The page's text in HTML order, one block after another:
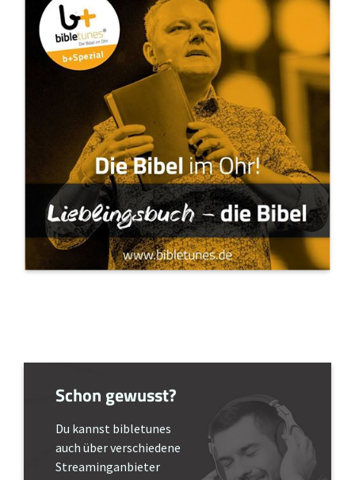
Schon gewusst?
Du kannst bibletunes
auch über verschiedene
Streaminganbieter